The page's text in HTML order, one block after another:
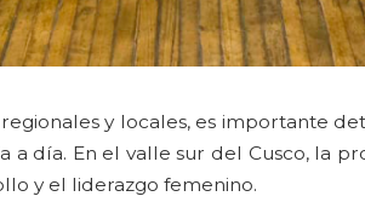
y locales, es importante
día. En el valle sur del Cusco, la
y el liderazgo femenino.